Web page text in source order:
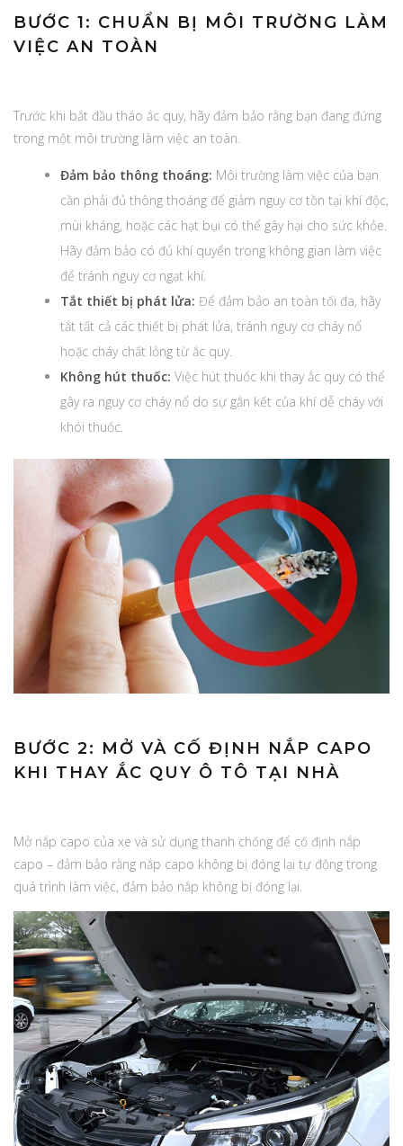
BƯỚC 1: CHUẨN BỊ MÔI TRƯỜNG LÀM
VIỆC AN TOÀN
Trước khi bắt đầu tháo ắc quy, hãy đảm bảo rằng bạn đang đứng
trong một môi trường làm việc an toàn.
Đảm bảo thông thoáng: Môi trường làm việc của bạn
cần phải đủ thông thoáng để giảm nguy cơ tồn tại khí độc,
mùi kháng, hoặc các hạt bụi có thể gây hại cho sức khỏe.
Hãy đảm bảo có đủ khí quyển trong không gian làm việc
để tránh nguy cơ ngạt khí.
Tắt thiết bị phát lửa: Để đảm bảo an toàn tối đa, hãy
tắt tất cả các thiết bị phát lửa, tránh nguy cơ cháy nổ
hoặc cháy chất lỏng từ ắc quy.
Không hút thuốc: Việc hút thuốc khi thay ắc quy có thể
gây ra nguy cơ cháy nổ do sự gắn kết của khí dễ cháy với
khói thuốc.
BƯỚC 2: MỞ VÀ CỐ ĐỊNH NẮP CAPO
KHI THAY ẮC QUY Ô TÔ TẠI NHÀ
Mở nắp capo của xe và sử dụng thanh chống để cố định nắp
capo – đảm bảo rằng nắp capo không bị đóng lại tự động trong
quá trình làm việc, đảm bảo nắp không bị đóng lại.